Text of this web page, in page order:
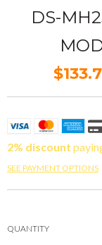
DS-
2% discount
SEE PAYMENT OPTIONS
QUANTITY